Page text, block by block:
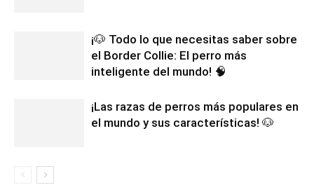
¡🐶 Todo lo que necesitas saber sobre
el Border Collie: El perro más
inteligente del mundo! 🧠
¡Las razas de perros más populares en
el mundo y sus características! 🐶